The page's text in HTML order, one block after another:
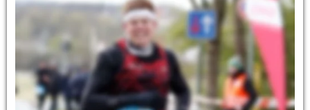
3. April 2022
Timo Schmidt lief beim 45. Gießener Frühjahrslauf mit einer
Zeit von 1:14:39 h auf Gesamtplatz 5 (2.AK M). Damit
unterbot er seine persönliche Bestzeit um fast 2 Minuten.
Timo Schmidt 1:14:39 h
Gesamtplatz 5 / 2. AK M